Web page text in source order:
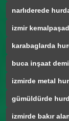
narlıderede
izmir
karabaglarda
buca inşaat
izmirde metal
gümüldürde
izmirde bakır